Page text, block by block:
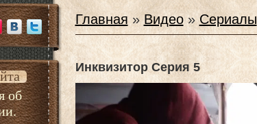
об
Главная »Видео» Сериалы
Инквизитор Серия 5